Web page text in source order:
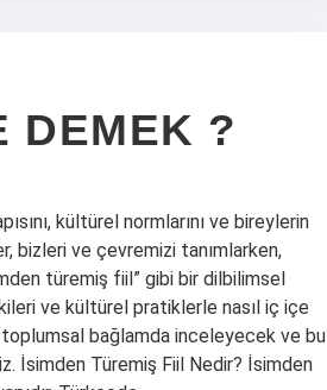
DEMEK ?
kültürel normlarını ve bireylerin
bizleri ve çevremizi tanımlarken,
türemiş fiil” gibi bir dilbilimsel
ve kültürel pratiklerle nasıl iç içe
toplumsal bağlamda inceleyecek ve bu
İsimden Türemiş Fiil Nedir? İsimden